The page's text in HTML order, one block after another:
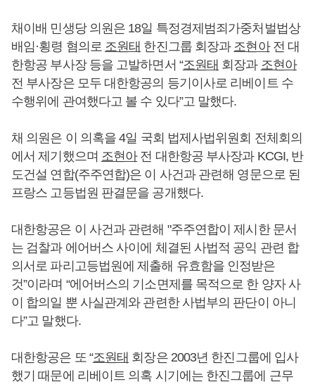
채이배 민생당 의원은 18일 특정경제범죄가중처벌법상
배임·횡령 혐의로 조원태 한진그룹 회장과 조현아전 대
한항공 부사장 등을 고발하면서 “조원태 회장과 조현아
전 부사장은 모두 대한항공의 등기이사로 리베이트 수
수행위에 관여했다고 볼 수 있다”고 말했다.
채 의원은 이 의혹을 4일 국회 법제사법위원회 전체회의
에서 제기했으며 조현아전 대한항공 부사장과 KCGI, 반
도건설 연합(주주연합)은 이 사건과 관련해 영문으로 된
프랑스 고등법원 판결문을 공개했다.
대한항공은 이 사건과 관련해 "주주연합이 제시한 문서
는 검찰과 에어버스 사이에 체결된 사법적 공익 관련 합
의서로 파리고등법원에 제출해 유효함을 인정받은
것”이라며 “에어버스의 기소면제를 목적으로 한 양자 사
이 합의일 뿐 사실관계와 관련한 사법부의 판단이 아니
다”고 말했다.
대한항공은 또 “조원태 회장은 2003년 한진그룹에 입사
했기 때문에 리베이트 의혹 시기에는 한진그룹에 근무